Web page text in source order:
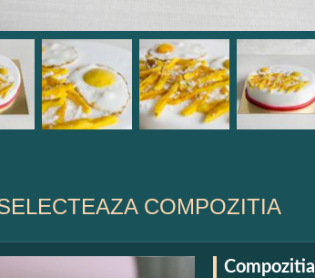
COMPOZITIA
Compozitia